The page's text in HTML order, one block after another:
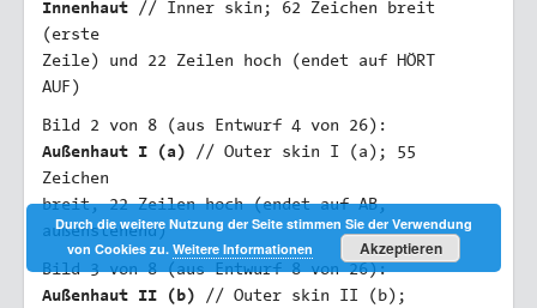
Innenhaut // Inner skin; 62 Zeichen breit
(erste
Zeile) und 22 Zeilen hoch (endet auf HÖRT
AUF)
Bild 2 von 8 (aus Entwurf 4 von 26):
Außenhaut I (a) // Outer skin I (a); 55
Zeichen
breit, 22 Zeilen hoch (endet auf AB,
außenstehend)
Bild 3 von 8 (aus Entwurf 8 von 26):
Außenhaut II (b) // Outer skin II (b);
Durch die weitere Nutzung der Seite stimmen Sie der Verwendung
von Cookies zu.Weitere Informationen Akzeptieren